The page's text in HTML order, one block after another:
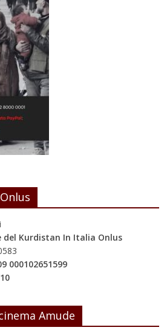
Kurdistan In Italia Onlus
000102651599
Amude